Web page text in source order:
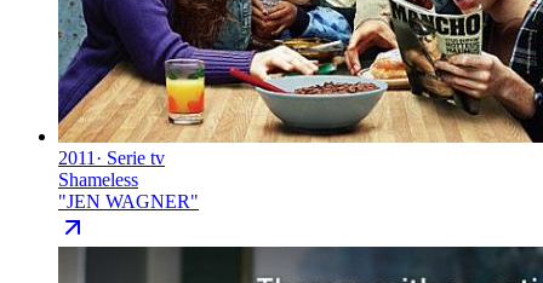
2011 · Serie tv
Shameless
"JEN WAGNER"